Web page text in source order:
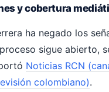
y cobertura
ha negado los
sigue abierto,
Noticias RCN
colombiano).